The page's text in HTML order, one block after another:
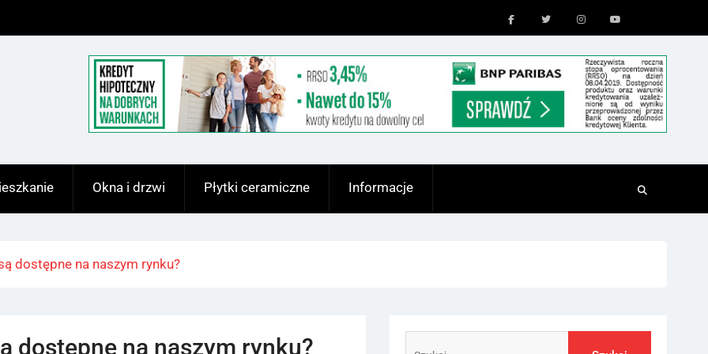
Okna i drzwi Płytki ceramiczne Informacje
dostępne na naszym rynku?
dostępne na naszym rynku?